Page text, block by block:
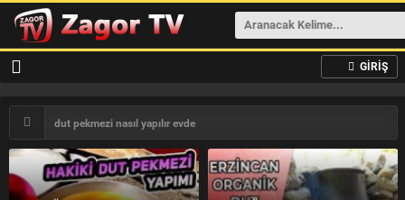
GİRİŞ
dut pekmezi nasıl yapılır evde